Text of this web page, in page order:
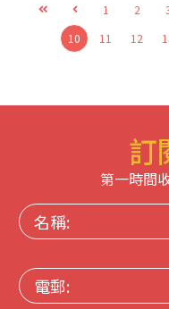
1 2
10
11 12
訂
第一時間
名
稱:
電
郵: